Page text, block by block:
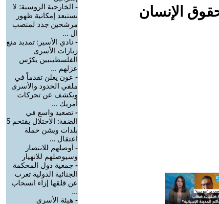
الإنسان
- الخارجية الروسية: لا
نستبعد إمكانية ظهور
مرشحين جدد لمنصب
ال ...
- نادي الأسير: تمديد منع
زيارات الأسرى
الفلسطينيين يكرّس
عزلهم ...
- عون يعلن تقدماً في
ملفي الحدود والأسرى
ويكشف عن تحركات
أمريك ...
- تصعيد واسع في
الضفة: الاحتلال يقتحم 5
بلدات ويشن حملة
اعتقال ...
- أوصلهم للانتصار
وسيوصلهم للانهيار
- جمعية دول المحكمة
الجنائية الدولية تعرب
عن قلقها إزاء انسحاب
...
- هيئة الأسرى